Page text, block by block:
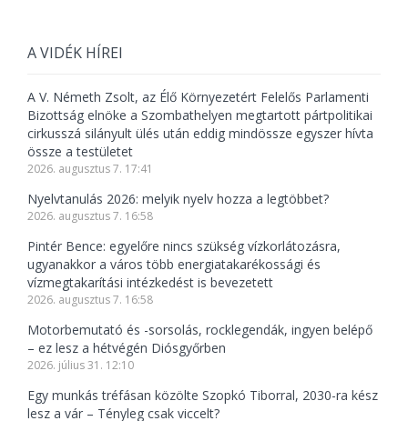
A VIDÉK HÍREI
A V. Németh Zsolt, az Élő Környezetért Felelős Parlamenti
Bizottság elnöke a Szombathelyen megtartott pártpolitikai
cirkusszá silányult ülés után eddig mindössze egyszer hívta
össze a testületet
2026. augusztus 7. 17:41
Nyelvtanulás 2026: melyik nyelv hozza a legtöbbet?
2026. augusztus 7. 16:58
Pintér Bence: egyelőre nincs szükség vízkorlátozásra,
ugyanakkor a város több energiatakarékossági és
vízmegtakarítási intézkedést is bevezetett
2026. augusztus 7. 16:58
Motorbemutató és -sorsolás, rocklegendák, ingyen belépő
– ez lesz a hétvégén Diósgyőrben
2026. július 31. 12:10
Egy munkás tréfásan közölte Szopkó Tiborral, 2030-ra kész
lesz a vár – Tényleg csak viccelt?